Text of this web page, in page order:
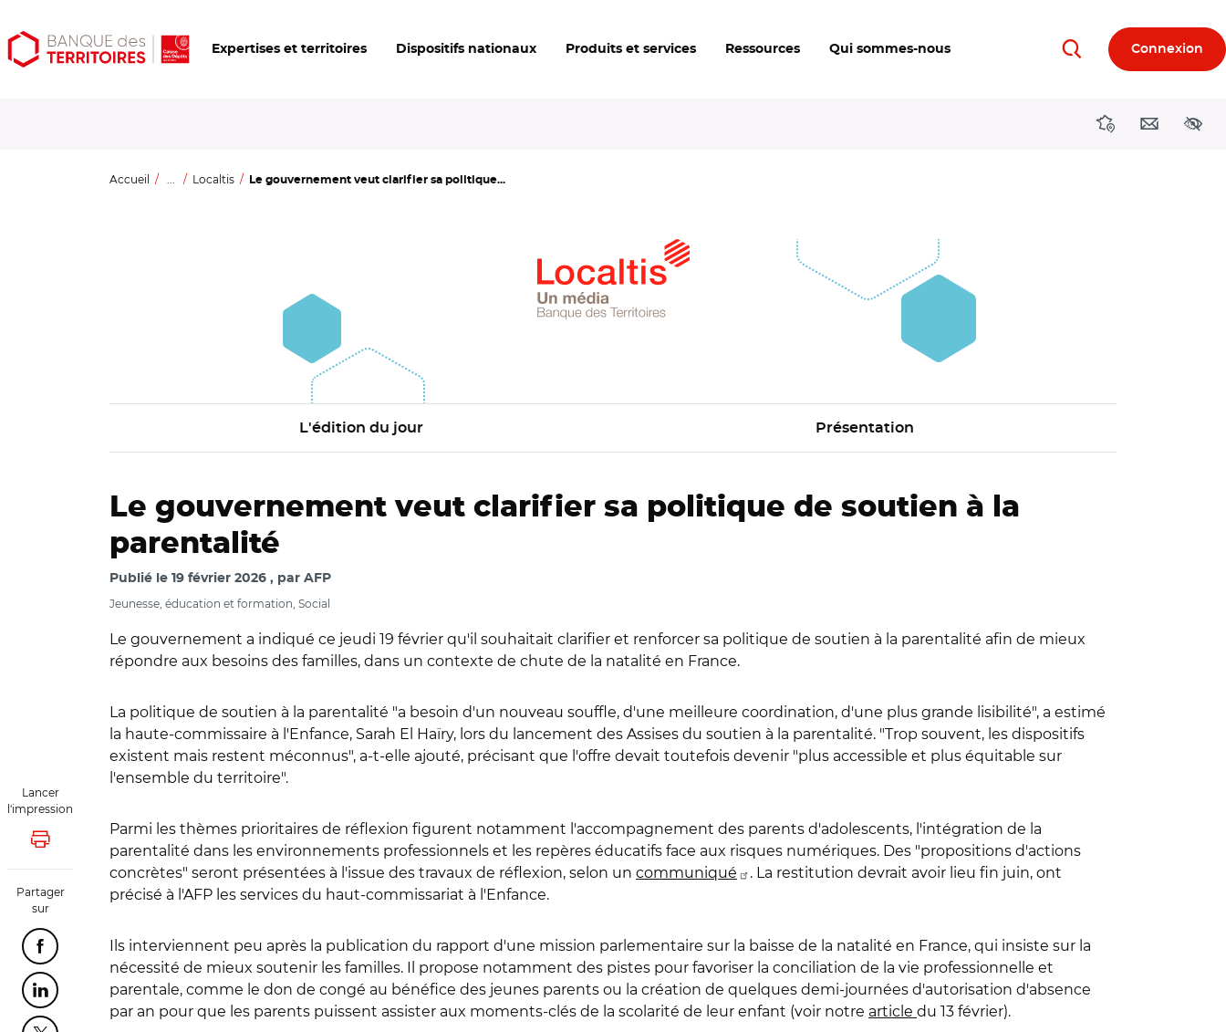
Aller
au
Aller
au
Ouvrir
les
Expertises et territoires Dispositifs nationaux Produits et services Ressources Qui sommes-nous RechercherConnexion
DirectionsContact
Accueil ... Localtis Le gouvernement veut clarifier sa politique...
L'édition du jour Présentation
Lancer
l'impression
Lancer l'impression
Partager
sur
Partager cette page sur Facebook
Partager cette page sur Linkedin
Le gouvernement veut clarifier sa politique de soutien à la
parentalité
Publié le 19 février 2026 par AFP
Jeunesse, éducation et formation, Social
Le gouvernement a indiqué ce jeudi 19 février qu'il souhaitait clarifier et renforcer sa politique de soutien à la parentalité afin de mieux
répondre aux besoins des familles, dans un contexte de chute de la natalité en France.
La politique de soutien à la parentalité "a besoin d'un nouveau souffle, d'une meilleure coordination, d'une plus grande lisibilité", a estimé
la haute-commissaire à l'Enfance, Sarah El Haïry, lors du lancement des Assises du soutien à la parentalité. "Trop souvent, les dispositifs
existent mais restent méconnus", a-t-elle ajouté, précisant que l'offre devait toutefois devenir "plus accessible et plus équitable sur
l'ensemble du territoire".
Parmi les thèmes prioritaires de réflexion figurent notamment l'accompagnement des parents d'adolescents, l'intégration de la
parentalité dans les environnements professionnels et les repères éducatifs face aux risques numériques. Des "propositions d'actions
concrètes" seront présentées à l'issue des travaux de réflexion, selon un communiqué
. La restitution devrait avoir lieu fin juin, ont
précisé à l'AFP les services du haut-commissariat à l'Enfance.
Ils interviennent peu après la publication du rapport d'une mission parlementaire sur la baisse de la natalité en France, qui insiste sur la
nécessité de mieux soutenir les familles. Il propose notamment des pistes pour favoriser la conciliation de la vie professionnelle et
parentale, comme le don de congé au bénéfice des jeunes parents ou la création de quelques demi-journées d'autorisation d'absence
par an pour que les parents puissent assister aux moments-clés de la scolarité de leur enfant (voir notre article du 13 février).